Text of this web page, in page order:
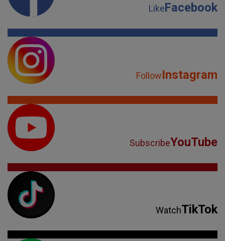
LikeFacebook
FollowInstagram
SubscribeYouTube
WatchTikTok